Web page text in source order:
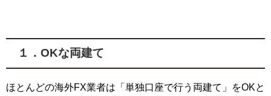
１．OKな両建て
ほとんどの海外FX業者は「単独口座で行う両建て」をOK と